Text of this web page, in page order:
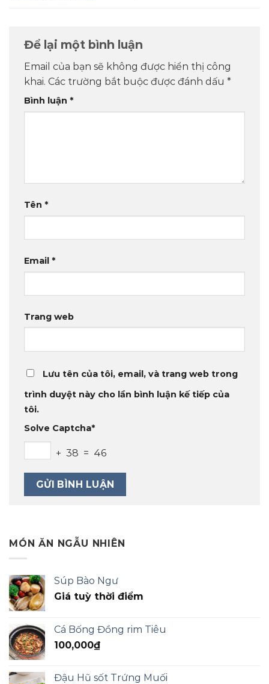
Để lại một bình luận
Email của bạn sẽ không được hiển thị công
khai. Các trường bắt buộc được đánh dấu *
Bình luận *
Tên *
Email *
Trang web
Lưu tên của tôi, email, và trang web trong
trình duyệt này cho lần bình luận kế tiếp của
tôi.
Solve Captcha*
+ 38 = 46
MÓN ĂN NGẪU NHIÊN
Súp Bào Ngư
Giá tuỳ thời điểm
Cá Bống Đồng rim Tiêu
100,000₫
Đậu Hũ sốt Trứng Muối